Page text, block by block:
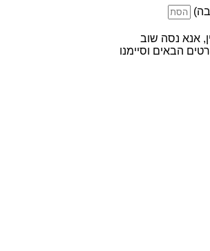
אנא נסה שוב
הבאים וסיימנו